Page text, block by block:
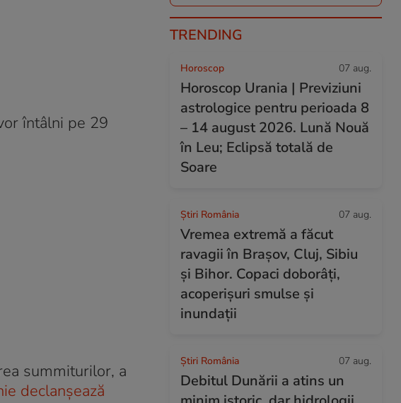
întâlni pe 29
summiturilor, a
declanşează
TRENDING
Horoscop 07 aug.
Horoscop Urania | Previziuni
astrologice pentru perioada 8
– 14 august 2026. Lună Nouă
în Leu; Eclipsă totală de
Soare
Știri România 07 aug.
Vremea extremă a făcut
ravagii în Brașov, Cluj, Sibiu
și Bihor. Copaci doborâți,
acoperișuri smulse și
inundații
Știri România 07 aug.
Debitul Dunării a atins un